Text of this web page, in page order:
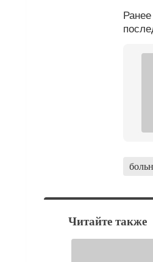
Читайте также